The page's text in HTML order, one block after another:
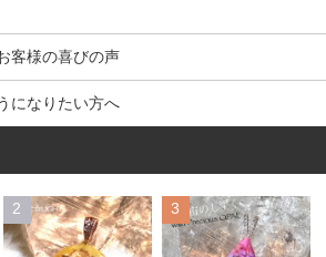
客様の喜びの声
になりたい方へ
2 3